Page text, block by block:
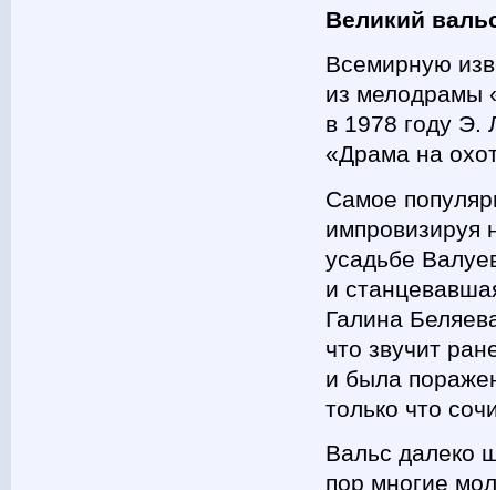
Великий
Всемирную
из мелодрамы
в 1978 году Э.
«Драма на
Самое
импровизируя
усадьбе
и
Галина
что звучит
и была
только что
Вальс далеко
пор многие